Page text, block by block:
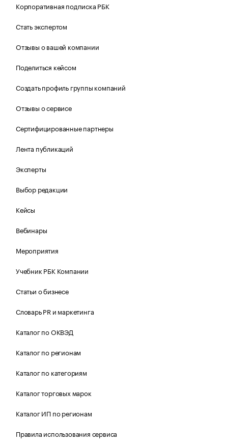
Корпоративная подписка РБК
Стать экспертом
Отзывы о вашей компании
Поделиться кейсом
Создать профиль группы компаний
Отзывы о сервисе
Сертифицированные партнеры
Лента публикаций
Эксперты
Выбор редакции
Кейсы
Вебинары
Мероприятия
Учебник РБК Компании
Статьи о бизнесе
Словарь PR и маркетинга
Каталог по ОКВЭД
Каталог по регионам
Каталог по категориям
Каталог торговых марок
Каталог ИП по регионам
Правила использования сервиса